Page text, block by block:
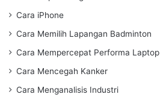
Cara iPhone
Cara Memilih Lapangan Badminton
Cara Mempercepat Performa Laptop
Cara Mencegah Kanker
Cara Menganalisis Industri